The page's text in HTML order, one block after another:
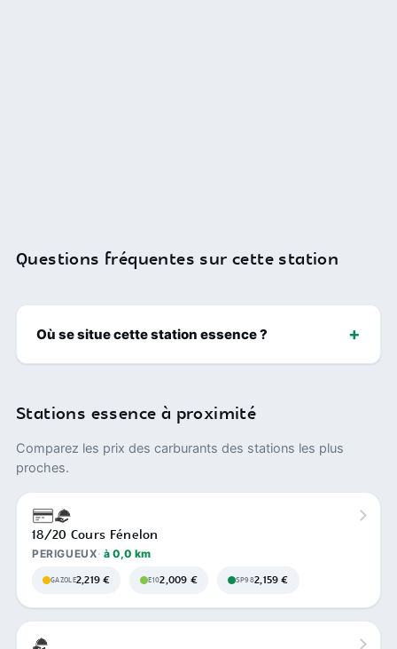
Questions fréquentes sur cette station
Où se situe cette station essence ?
Stations essence à proximité
Comparez les prix des carburants des stations les plus
proches.
18/20 Cours Fénelon
PERIGUEUX à 0,0 km
GAZOLE2,219 € E102,009 € SP982,159 €